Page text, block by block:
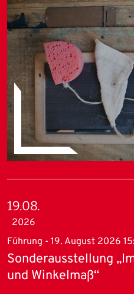
19.08.
2026
Führung - 19. August 2026
Sonderausstellung
und Winkelmaß“